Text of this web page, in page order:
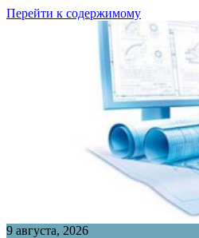
Перейти к содержимому
9 августа, 2026